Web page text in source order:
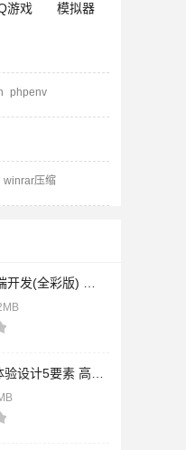
游戏 模拟器
phpenv
winrar压缩